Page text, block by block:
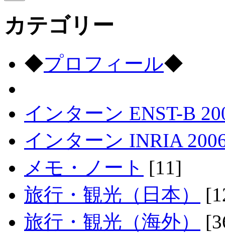
カテゴリー
◆プロフィール◆
インターン ENST-B
インターン INRIA
メモ・ノート [11]
旅行・観光（日本）
旅行・観光（海外）